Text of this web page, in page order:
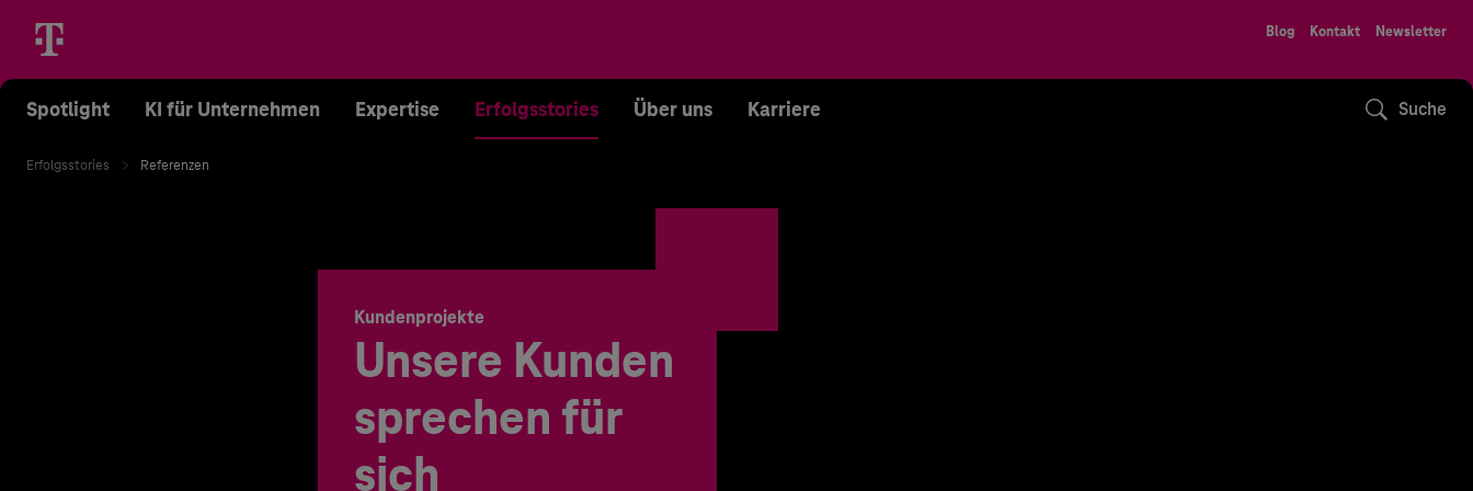
Blog Kontakt Newsletter
Spotlight KI für Unternehmen Expertise Erfolgsstories Über uns Karriere Suche
Erfolgsstories Referenzen
Kundenprojekte
Unsere Kunden
sprechen für
sich